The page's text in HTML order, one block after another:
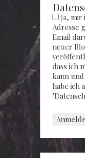
Ja, mir
Adresse
Email
neuer
dass ich
kann
habe ich